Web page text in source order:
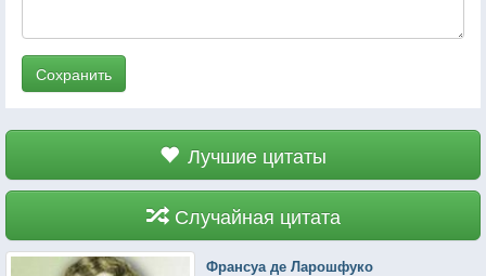
Сохранить
Лучшие цитаты
Случайная цитата
Франсуа де Ларошфуко